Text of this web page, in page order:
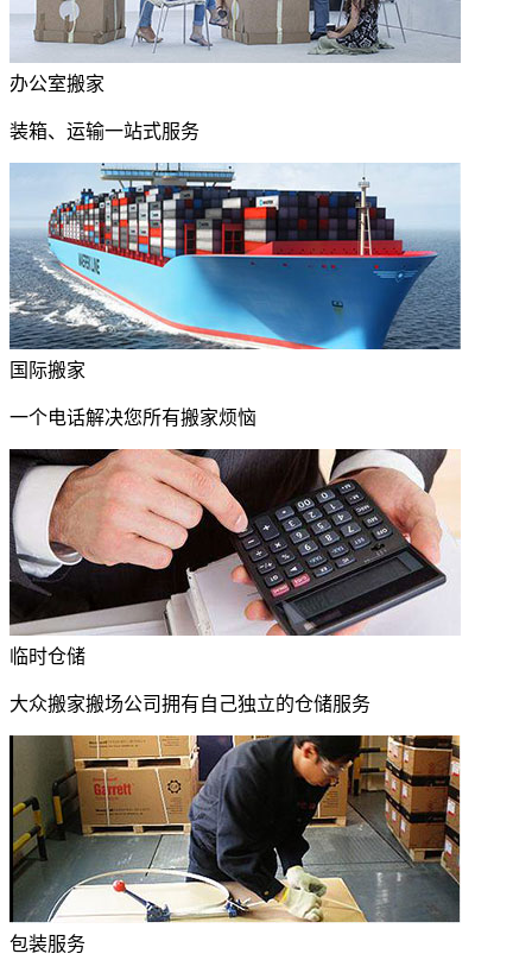
办公室搬家
装箱、运输一站式服务
国际搬家
一个电话解决您所有搬家烦恼
临时仓储
大众搬家搬场公司拥有自己独立的仓储服务
包装服务